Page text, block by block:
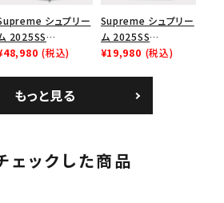
シュプリー
2025SS
バックパッ
(税込)
Supreme シュプリー
ム 2025SS
Homerun Tee ホー
¥19,980 (税込)
もっと見る
ェックした商品